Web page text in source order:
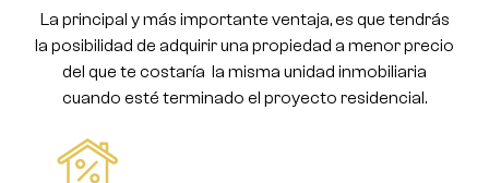
La principal y más importante ventaja, es que tendrás
la posibilidad de adquirir una propiedad a menor precio
del que te costaría la misma unidad inmobiliaria
cuando esté terminado el proyecto residencial.